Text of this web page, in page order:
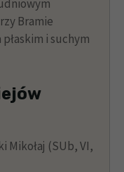
Bramie
i suchym
Mikołaj (SUb, VI,